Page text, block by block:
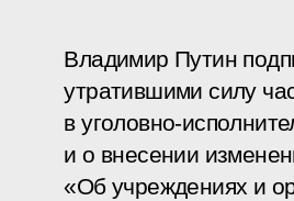
Владимир Путин
утратившими силу
в уголовно-
и о внесении
«Об учреждениях и